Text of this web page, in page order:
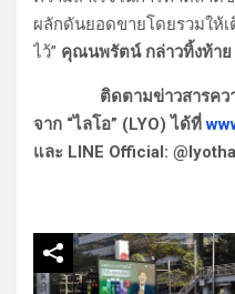
ผลักดันยอดขายโดยรวมให้
ไว้” คุณนพรัตน์ กล่าวทิ้งท้าย
ติดตามข่าวสารความเ
จาก “ไลโอ” (LYO) ได้ที่
และ LINE Official: